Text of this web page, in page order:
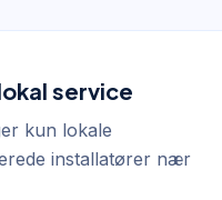
service
kun lokale
installatører nær